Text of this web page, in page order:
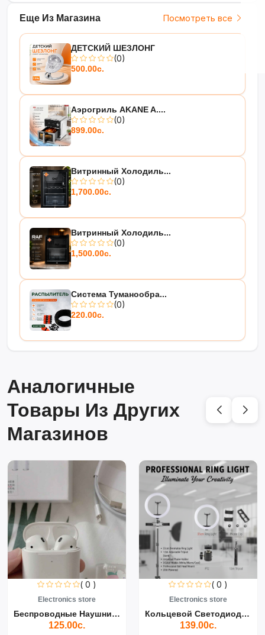
Еще Из Магазина Посмотреть все
ДЕТСКИЙ ШЕЗЛОНГ
(0)
500.00с.
Аэрогриль AKANE A....
(0)
899.00с.
Витринный Холодиль...
(0)
1,700.00с.
Витринный Холодиль...
(0)
1,500.00с.
Система Туманообра...
(0)
220.00с.
Аналогичные
Товары Из Других
Магазинов
( 0 )
Electronics store
Беспроводные Наушники Air...
125.00с.
( 0 )
Electronics store
Кольцевой Светодиодный Св...
139.00с.